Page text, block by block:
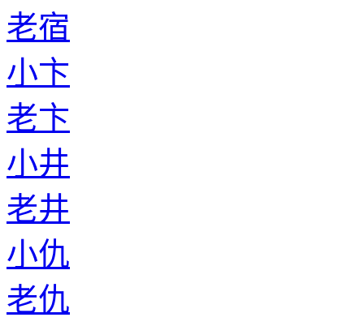
老宿
小卞
老卞
小井
老井
小仇
老仇